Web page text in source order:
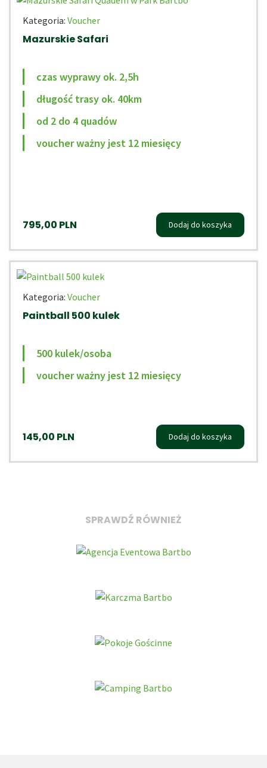
Kategoria: Voucher
Mazurskie Safari
czas wyprawy ok. 2,5h
długość trasy ok. 40km
od 2 do 4 quadów
voucher ważny jest 12 miesięcy
795,00 PLN Dodaj do koszyka
Kategoria: Voucher
Paintball 500 kulek
500 kulek/osoba
voucher ważny jest 12 miesięcy
145,00 PLN Dodaj do koszyka
SPRAWDŹ RÓWNIEŻ